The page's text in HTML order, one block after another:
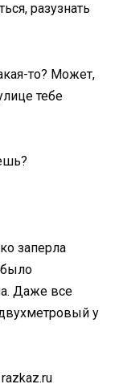
разузнать
то? Может,
тебе
заперла
было
Даже все
у